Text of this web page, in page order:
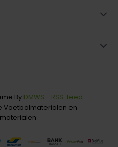
By DMWS - RSS-feed
Voetbalmaterialen en